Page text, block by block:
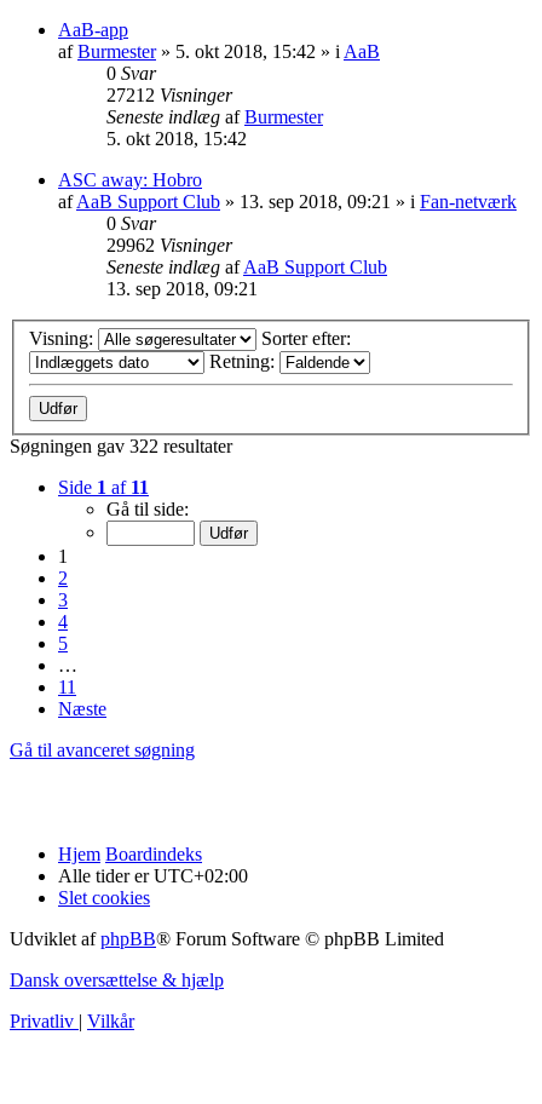
AaB-app
afBurmester» 5. okt 2018, 15:42 » i AaB
0 Svar
27212 Visninger
Seneste indlæg afBurmester
5. okt 2018, 15:42
ASC away: Hobro
afAaB Support Club » 13. sep 2018, 09:21 » i Fan-netværk
0 Svar
29962 Visninger
Seneste indlæg afAaB Support Club
13. sep 2018, 09:21
Visning:
Sorter efter:
Retning:
Søgningen gav 322 resultater
Side 1 af 11
Gå til side:
1
2
3
4
5
…
11
Næste
Gå til avanceret søgning
Hjem Boardindeks
Alle tider erUTC+02:00
Slet cookies
Udviklet afphpBB® Forum Software © phpBB Limited
Dansk oversættelse & hjælp
Privatliv
Vilkår